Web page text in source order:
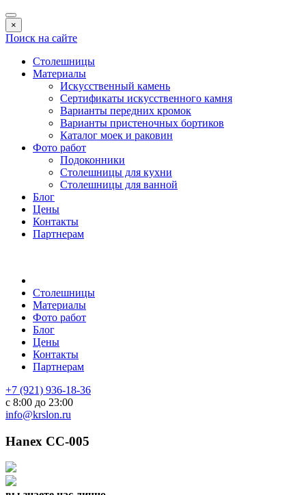
×
Поиск на сайте
Столешницы
Материалы
Искусственный камень
Сертификаты искусственного камня
Варианты передних кромок
Варианты пристеночных бортиков
Каталог моек и раковин
Фото работ
Подоконники
Столешницы для кухни
Столешницы для ванной
Блог
Цены
Контакты
Партнерам
Столешницы
Материалы
Фото работ
Блог
Цены
Контакты
Партнерам
+7 (921) 936-18-36
с 8:00 до 23:00
info@krslon.ru
Hanex СС-005